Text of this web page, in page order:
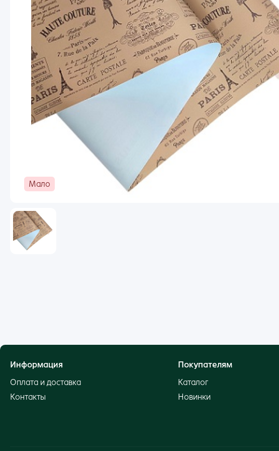
Новогодний ассортимент
Пакеты
Пленка
Сухоцветы, Перья
Упаковочные материалы
Выгодное предложение
Мало
Информация
Оплата и доставка
Контакты
Покупателям
Каталог
Новинки
Email